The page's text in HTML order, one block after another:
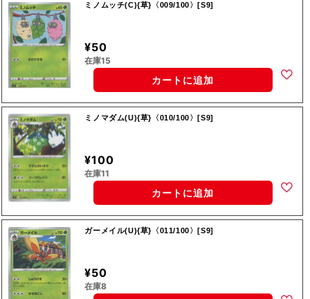
ミノムッチ(C){草}〈009/100〉[S9]
¥50
在庫15
カートに追加
ミノマダム(U){草}〈010/100〉[S9]
¥100
在庫11
カートに追加
ガーメイル(U){草}〈011/100〉[S9]
¥50
在庫8